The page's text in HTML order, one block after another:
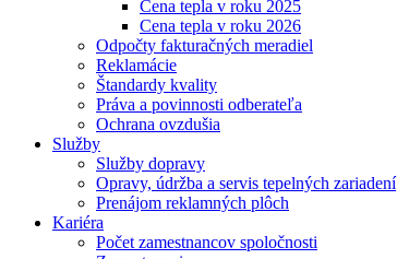
Cena tepla v roku 2025
Cena tepla v roku 2026
Odpočty fakturačných meradiel
Reklamácie
Štandardy kvality
Práva a povinnosti odberateľa
Ochrana ovzdušia
Služby
Služby dopravy
Opravy, údržba a servis tepelných zariadení
Prenájom reklamných plôch
Kariéra
Počet zamestnancov spoločnosti